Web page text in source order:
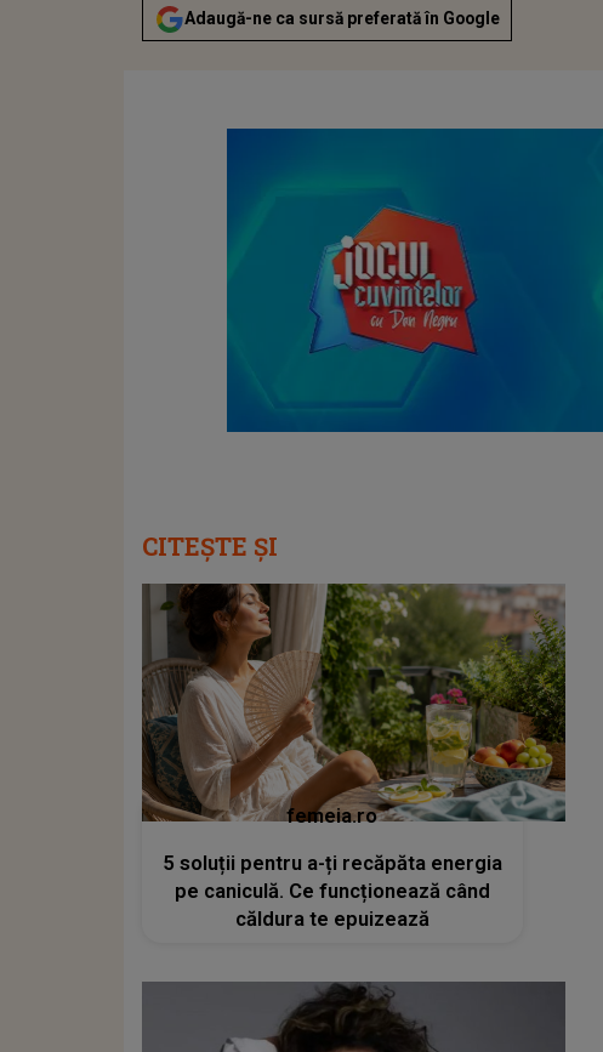
Adaugă-ne ca sursă preferată în Google
CITEȘTE ȘI
femeia.ro
5 soluții pentru a-ți recăpăta energia
pe caniculă. Ce funcționează când
căldura te epuizează